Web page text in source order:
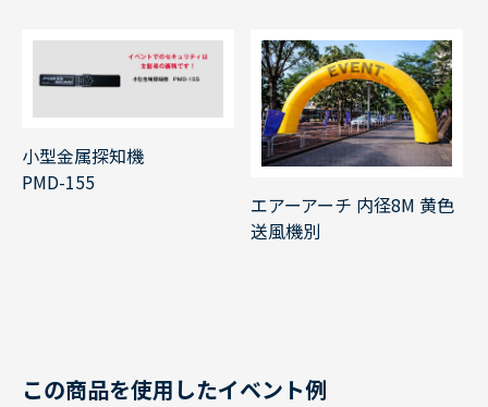
小型金属探知機
PMD-155
エアーアーチ 内径8M 黄色
送風機別
この商品を使用したイベント例